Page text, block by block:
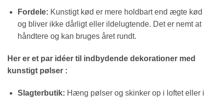
Fordele: Kunstigt kød er mere holdbart end ægte kød
og bliver ikke dårligt eller ildelugtende. Det er nemt at
håndtere og kan bruges året rundt.
Her er et par idéer til indbydende dekorationer med
kunstigt pølser :
Slagterbutik: Hæng pølser og skinker op i loftet eller i